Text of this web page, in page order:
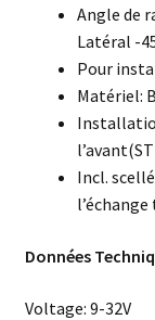
Angle de
Latéral -
Pour
Matériel:
Incl.
Données
Voltage: 9-32V